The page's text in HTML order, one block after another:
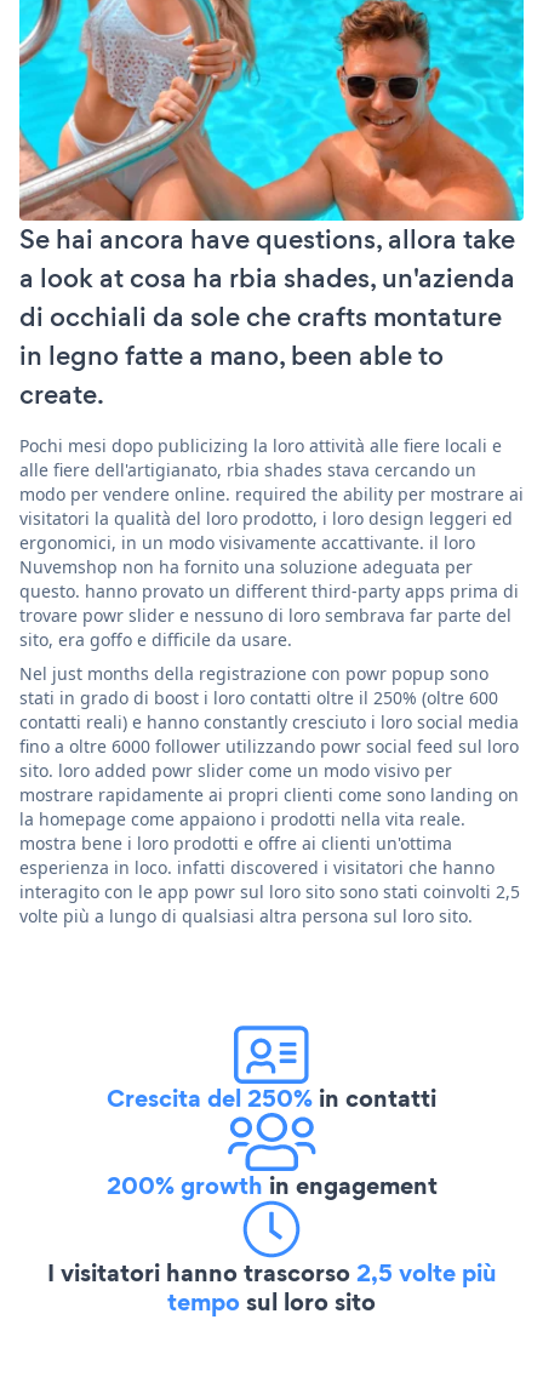
Se hai ancora have questions, allora take
a look at cosa ha rbia shades, un'azienda
di occhiali da sole che crafts montature
in legno fatte a mano, been able to
create.
Pochi mesi dopo publicizing la loro attività alle fiere locali e
alle fiere dell'artigianato, rbia shades stava cercando un
modo per vendere online. required the ability per mostrare ai
visitatori la qualità del loro prodotto, i loro design leggeri ed
ergonomici, in un modo visivamente accattivante. il loro
Nuvemshop non ha fornito una soluzione adeguata per
questo. hanno provato un different third-party apps prima di
trovare powr slider e nessuno di loro sembrava far parte del
sito, era goffo e difficile da usare.
Nel just months della registrazione con powr popup sono
stati in grado di boost i loro contatti oltre il 250% (oltre 600
contatti reali) e hanno constantly cresciuto i loro social media
fino a oltre 6000 follower utilizzando powr social feed sul loro
sito. loro added powr slider come un modo visivo per
mostrare rapidamente ai propri clienti come sono landing on
la homepage come appaiono i prodotti nella vita reale.
mostra bene i loro prodotti e offre ai clienti un'ottima
esperienza in loco. infatti discovered i visitatori che hanno
interagito con le app powr sul loro sito sono stati coinvolti 2,5
volte più a lungo di qualsiasi altra persona sul loro sito.
Crescita del 250% in contatti
200% growth in engagement
I visitatori hanno trascorso2,5 volte più
temposul loro sito